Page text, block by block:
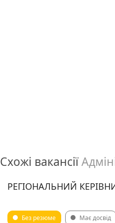
Схожі вакансії
РЕГІОНАЛЬНИЙ
Без резюме Має досвід